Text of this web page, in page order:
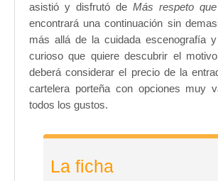
asistió y disfrutó de Más respeto
encontrará una continuación sin
más allá de la cuidada escenografía
curioso que quiere descubrir el
deberá considerar el precio de la
cartelera porteña con opciones muy
todos los gustos.
La ficha